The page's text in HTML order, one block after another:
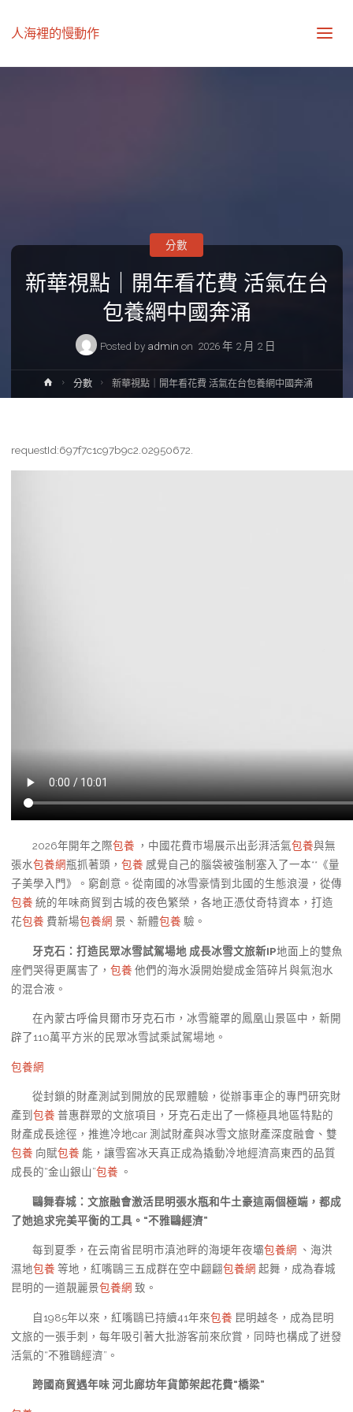
人海裡的慢動作
新華視點｜開年看花費 活氣在台
包養網中國奔涌
Posted by admin on 2026 年 2 月 2 日
分數
Home分數 新華視點｜開年看花費 活氣在台包養網中國奔涌
requestId:697f7c1c97b9c2.02950672.
2026年開年之際包養 ，中國花費市場展示出彭湃活氣包養與無
張水包養網瓶抓著頭， 包養 感覺自己的腦袋被強制塞入了一本**《量
子美學入門》。窮創意。從南國的冰雪豪情到北國的生態浪漫，從傳
包養 統的年味商貿到古城的夜色繁榮，各地正憑仗奇特資本，打造
花包養 費新場包養網 景、新體包養 驗。
牙克石：打造民眾冰雪試駕場地 成長冰雪文旅新IP地面上的雙魚
座們哭得更厲害了， 包養 他們的海水淚開始變成金箔碎片與氣泡水
的混合液。
在內蒙古呼倫貝爾市牙克石市，冰雪籠罩的鳳凰山景區中，新開
辟了110萬平方米的民眾冰雪試乘試駕場地。
包養網
從封鎖的財產測試到開放的民眾體驗，從辦事車企的專門研究財
產到 包養 普惠群眾的文旅項目，牙克石走出了一條極具地區特點的
財產成長途徑，推進冷地car 測試財產與冰雪文旅財產深度融會、雙
包養 向賦包養 能，讓雪窖冰天真正成為撬動冷地經濟高東西的品質
成長的“金山銀山”包養 。
鷗舞春城：文旅融會激活昆明張水瓶和牛土豪這兩個極端，都成
了她追求完美平衡的工具。“不雅鷗經濟”
每到夏季，在云南省昆明市滇池畔的海埂年夜壩包養網 、海洪
濕地包養 等地，紅嘴鷗三五成群在空中翩翩包養網 起舞，成為春城
昆明的一道靚麗景包養網 致。
自1985年以來，紅嘴鷗已持續41年來包養 昆明越冬，成為昆明
文旅的一張手刺，每年吸引著大批游客前來欣賞，同時也構成了迸發
活氣的“不雅鷗經濟”。
跨國商貿遇年味 河北廊坊年貨節架起花費“橋梁”